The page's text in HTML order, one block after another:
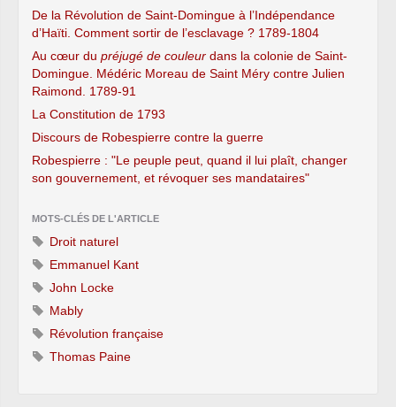
De la Révolution de Saint-Domingue à l’Indépendance
d’Haïti. Comment sortir de l’esclavage ? 1789-1804
Au cœur du préjugé de couleur dans la colonie de Saint-
Domingue. Médéric Moreau de Saint Méry contre Julien
Raimond. 1789-91
La Constitution de 1793
Discours de Robespierre contre la guerre
Robespierre : "Le peuple peut, quand il lui plaît, changer
son gouvernement, et révoquer ses mandataires"
MOTS-CLÉS DE L'ARTICLE
Droit naturel
Emmanuel Kant
John Locke
Mably
Révolution française
Thomas Paine